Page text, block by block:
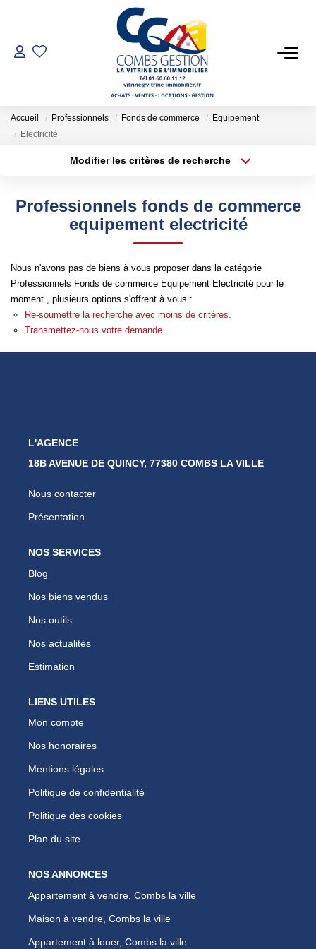
VENTES
LOCATIONS
GESTION LOCATIVE
ESTIMATION
NOTRE AGENCE
Qui Sommes-Nous
Notre Équipe
Nos Partenaires
ESPACE CLIENT
Accueil Professionnels Fonds de commerce
Equipement
Electricité
Modifier les critères de recherche
Type de bien
Surface min
Créer une alerte
Professionnels fonds de commerce
equipement electricité
Nous n'avons pas de biens à vous proposer dans la catégorie
Professionnels Fonds de commerce Equipement Electricité pour le
moment , plusieurs options s'offrent à vous :
Re-soumettre la recherche avec moins de critères.
Transmettez-nous votre demande
L'AGENCE
18B AVENUE DE QUINCY, 77380 COMBS LA VILLE
Nous contacter
Présentation
NOS SERVICES
Blog
Nos biens vendus
Nos outils
Nos actualités
Estimation
LIENS UTILES
Mon compte
Nos honoraires
Mentions légales
Politique de confidentialité
Politique des cookies
Plan du site
NOS ANNONCES
Appartement à vendre, Combs la ville
Maison à vendre, Combs la ville
Appartement à louer, Combs la ville